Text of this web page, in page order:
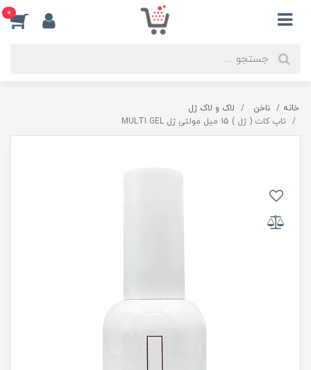
0
خانه ناخن
لاک و لاک ژل
تاپ کات ( ژل ) 15 میل مولتی ژل MULTI GEL